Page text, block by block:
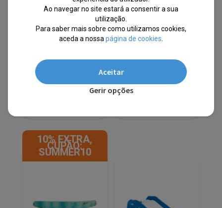
Rosa/Branco Sultão
REC50WZ4
EM STOCK
original
era:
€23.46.
atual
é:
€10.51.
10% EXTRA,
CUPÃO:
SUMMER10
Ao navegar no site estará a consentir a sua
utilização.
Para saber mais sobre como utilizamos cookies,
aceda a nossa página de cookies
Aceitar
Gerir opções